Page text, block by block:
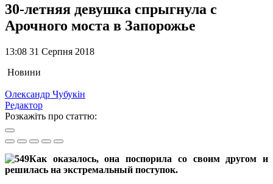
30-летняя девушка спрыгнула с
Арочного моста в Запорожье
13:08 31 Серпня 2018
Новини
Олександр Чубукін
Редактор
Розкажіть про статтю:
Как оказалось, она поспорила со своим другом и
решилась на экстремальный поступок.